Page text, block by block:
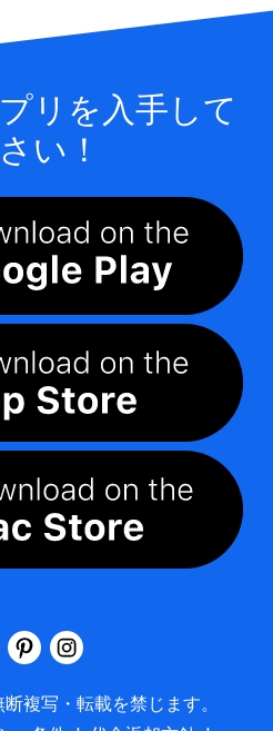
リを入手して
い！
断複写・転載を禁じます。